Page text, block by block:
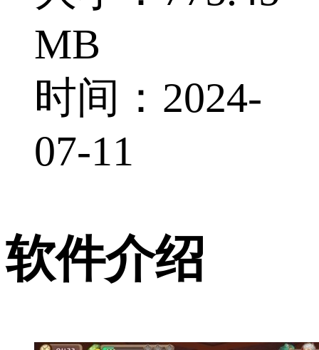
MB
时间：2024-
07-11
软件介绍